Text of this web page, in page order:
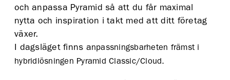
och anpassa Pyramid så att du får maximal
nytta och inspiration i takt med att ditt företag
växer.
I dagsläget finns anpassningsbarheten främst i
hybridlösningen Pyramid Classic/Cloud.